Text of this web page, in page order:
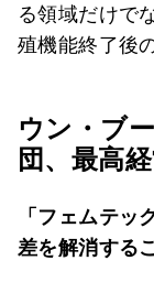
る領域だけで
殖機能終了後
ウン・ブ
団、最高
「フェムテッ
差を解消する